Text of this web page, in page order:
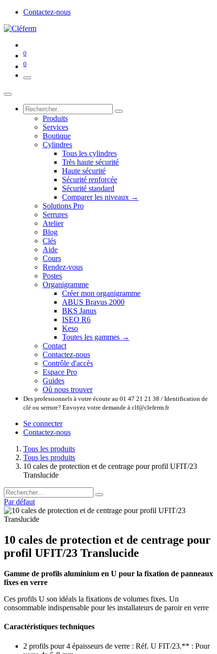
Contactez-nous
0
0
Produits
Services
Boutique
Cylindres
Tous les cylindres
Très haute sécurité
Haute sécurité
Sécurité renforcée
Sécurité standard
Comparer les niveaux →
Solutions Pro
Serrures
Atelier
Blog
Clés
Aide
Cours
Rendez-vous
Postes
Organigramme
Créer mon organigramme
ABUS Bravus 2000
BKS Janus
ISEO R6
Keso
Toutes les gammes →
Contact
Contactez-nous
Contrôle d'accès
Espace Pro
Guides
Où nous trouver
Des professionnels à votre écoute au 01 47 21 21 38 / Identification de
clé ou serrure? Envoyez votre demande à clf@cleferm.fr
Se connecter
Contactez-nous
Tous les produits
Tous les produits
10 cales de protection et de centrage pour profil UFIT/23
Translucide
Par défaut
10 cales de protection et de centrage pour
profil UFIT/23 Translucide
Gamme de profils aluminium en U pour la fixation de panneaux
fixes en verre
Ces profils U son idéals la fixations de volumes fixes. Un
consommable indispensable pour les installateurs de paroir en verre
Caractéristiques techniques
2 profils pour 4 épaisseurs de verre : Réf. U FIT/23.** : Pour